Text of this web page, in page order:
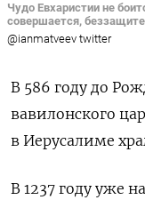
Чудо Евхаристии не
совершается,
@ianmatveev twitter
В 586 году до
вавилонского
в Иерусалиме
В 1237 году уже